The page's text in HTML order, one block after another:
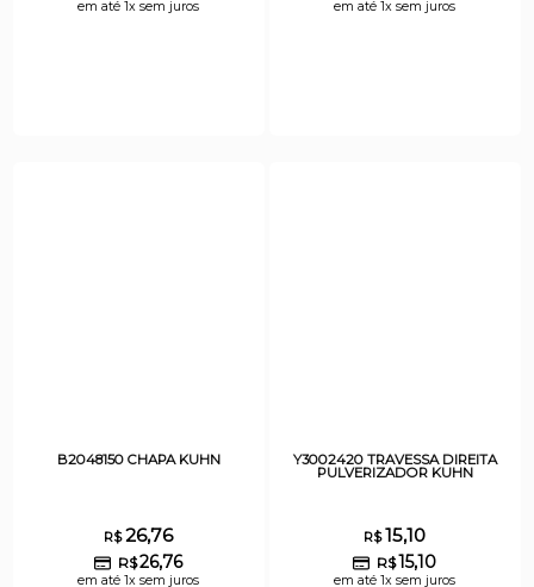
em até 1x sem juros em até 1x sem juros
B2048150 CHAPA KUHN
R$26,76
R$26,76
em até 1x sem juros
Y3002420 TRAVESSA DIREITA
PULVERIZADOR KUHN
R$15,10
R$15,10
em até 1x sem juros